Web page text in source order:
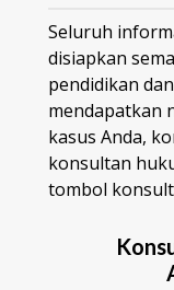
Seluruh
disiapkan
pendidikan
mendapatkan
kasus Anda,
konsultan
tombol